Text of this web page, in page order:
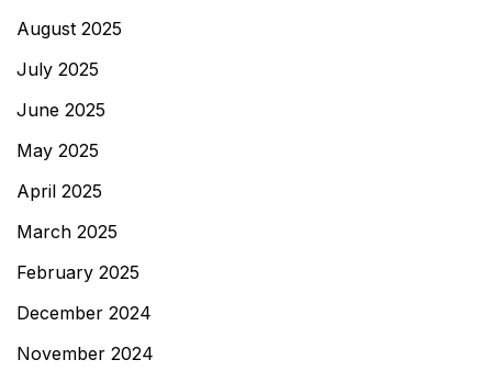
August 2025
July 2025
June 2025
May 2025
April 2025
March 2025
February 2025
December 2024
November 2024